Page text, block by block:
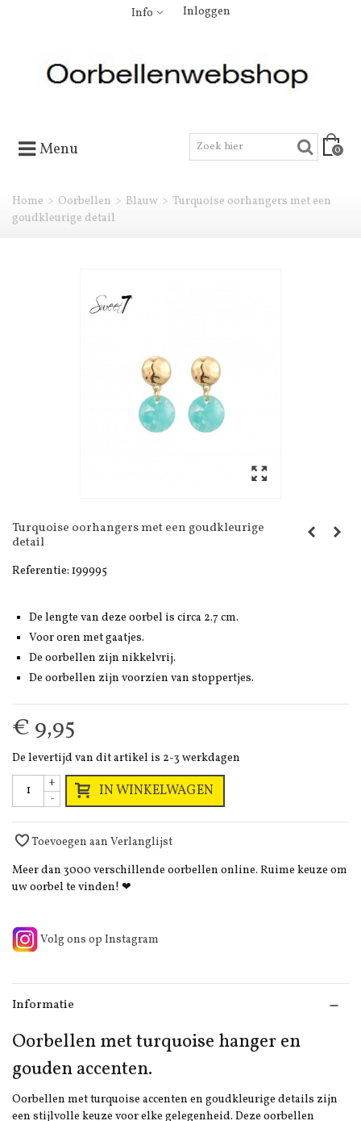
Info Inloggen
Menu 0
Home > Oorbellen > Blauw > Turquoise oorhangers met een
goudkleurige detail
Turquoise oorhangers met een goudkleurige
detail
Referentie: 199995
De lengte van deze oorbel is circa 2.7 cm.
Voor oren met gaatjes.
De oorbellen zijn nikkelvrij.
De oorbellen zijn voorzien van stoppertjes.
€ 9,95
De levertijd van dit artikel is 2-3 werkdagen
-
+ IN WINKELWAGEN
Toevoegen aan Verlanglijst
Meer dan 3000 verschillende oorbellen online. Ruime keuze om
uw oorbel te vinden! ❤
Volg ons op Instagram
Informatie
Oorbellen met turquoise hanger en
gouden accenten.
Oorbellen met turquoise accenten en goudkleurige details zijn
een stijlvolle keuze voor elke gelegenheid. Deze oorbellen